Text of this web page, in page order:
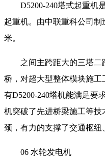
D5200-240塔式起重机
起重机。由中联重科公司制
米。
之间主跨距大的三塔
桥，对超大型整体模块施
有D5200-240塔机能满足要
机突破了先进桥梁施工等
颈，有力的支撑了交通枢纽
06 水轮发电机